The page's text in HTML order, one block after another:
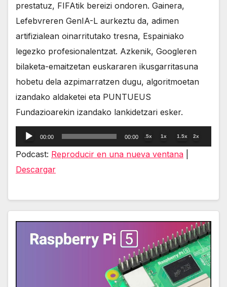
prestatuz, FIFAtik bereizi ondoren. Gainera,
Lefebvreren GenIA-L aurkeztu da, adimen
artifizialean oinarritutako tresna, Espainiako
legezko profesionalentzat. Azkenik, Googleren
bilaketa-emaitzetan euskararen ikusgarritasuna
hobetu dela azpimarratzen dugu, algoritmoetan
izandako aldaketei eta PUNTUEUS
Fundazioarekin izandako lankidetzari esker.
Reproductor
de
00:00 00:00 .5x 1x 1.5x 2x
Podcast: Reproducir en una nueva ventana
Descargar